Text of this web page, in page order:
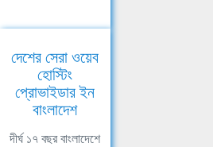
দেশের সেরা ওয়েব
হোস্টিং
প্রোভাইডার ইন
বাংলাদেশ
দীর্ঘ ১৭ বছর বাংলাদেশে